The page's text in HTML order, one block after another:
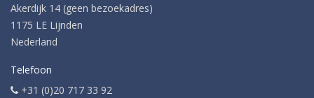
Akerdijk 14 (geen bezoekadres)
1175 LE Lijnden
Nederland
Telefoon
+31 (0)20 717 33 92